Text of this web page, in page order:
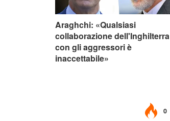
Araghchi: «Qualsiasi
collaborazione dell'Inghilterra
con gli aggressori è
inaccettabile»